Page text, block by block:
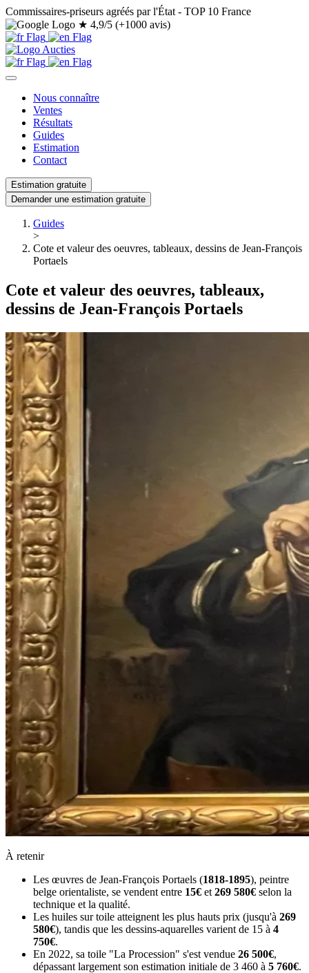
Commissaires-priseurs agréés par l'État - TOP 10 France
★ 4,9/5 (+1000 avis)
Nous connaître
Ventes
Résultats
Guides
Estimation
Contact
Estimation gratuite
Demander une estimation gratuite
Guides
>
Cote et valeur des oeuvres, tableaux, dessins de Jean-François
Portaels
Cote et valeur des oeuvres, tableaux,
dessins de Jean-François Portaels
À retenir
Les œuvres de Jean-François Portaels (1818-1895), peintre
belge orientaliste, se vendent entre 15€ et 269 580€ selon la
technique et la qualité.
Les huiles sur toile atteignent les plus hauts prix (jusqu'à 269
580€), tandis que les dessins-aquarelles varient de 15 à 4
750€.
En 2022, sa toile "La Procession" s'est vendue 26 500€,
dépassant largement son estimation initiale de 3 460 à 5 760€.